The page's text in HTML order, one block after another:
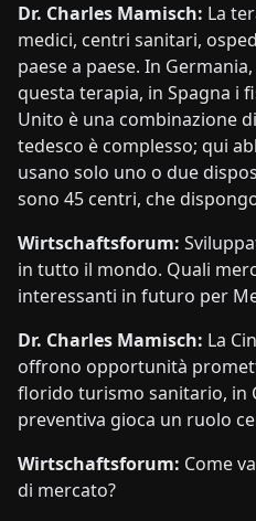
Dr. Charles Mamisch: La
medici, centri sanitari,
paese a paese. In
questa terapia, in Spagna i
Unito è una combinazione
tedesco è complesso; qui
usano solo uno o due
sono 45 centri, che
Wirtschaftsforum:
in tutto il mondo. Quali
interessanti in futuro per
Dr. Charles Mamisch: La
offrono opportunità
florido turismo sanitario, in
preventiva gioca un ruolo
Wirtschaftsforum: Come
di mercato?